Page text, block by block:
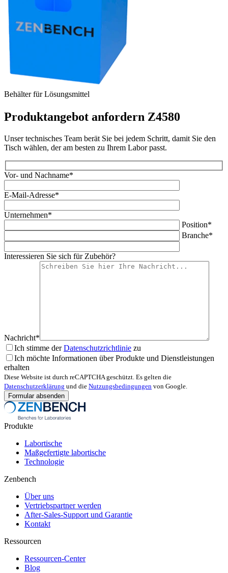
Behälter für Lösungsmittel
Produktangebot anfordern Z4580
Unser technisches Team berät Sie bei jedem Schritt, damit Sie den
Tisch wählen, der am besten zu Ihrem Labor passt.
Vor- und Nachname*
E-Mail-Adresse*
Unternehmen*
Position*
Branche*
Interessieren Sie sich für Zubehör?
Nachricht*
Ich stimme derDatenschutzrichtlinie zu
Ich möchte Informationen über Produkte und Dienstleistungen
erhalten
Diese Website ist durch reCAPTCHA geschützt. Es gelten die
Datenschutzerklärung und die Nutzungsbedingungen von Google.
Produkte
Labortische
Maßgefertigte labortische
Technologie
Zenbench
Über uns
Vertriebspartner werden
After-Sales-Support und Garantie
Kontakt
Ressourcen
Ressourcen-Center
Blog